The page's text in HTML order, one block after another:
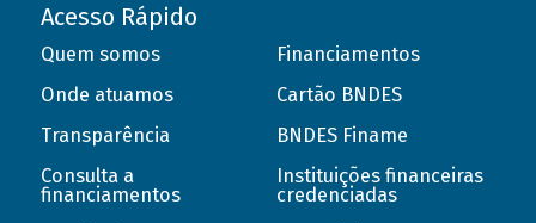
Acesso Rápido
Quem somos
Onde atuamos
Transparência
Consulta a
financiamentos
Financiamentos
Cartão BNDES
BNDES Finame
Instituições financeiras
credenciadas